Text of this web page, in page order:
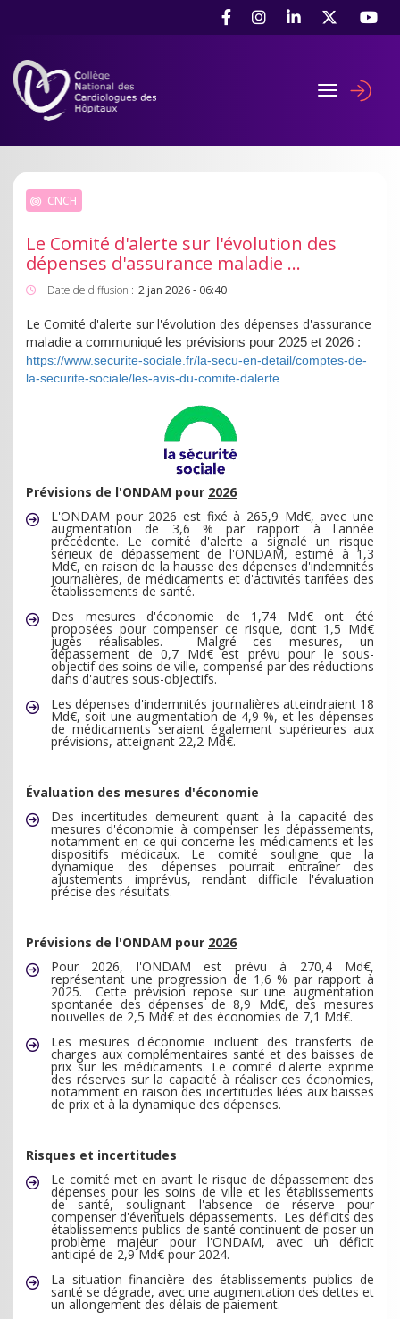
principal
User
Toggle
CNCH
Le Comité d'alerte sur l'évolution des
dépenses d'assurance maladie ...
Date de diffusion : 2 jan 2026 - 06:40
Le Comité d'alerte sur l'évolution des dépenses d'assurance
maladie a communiqué les prévisions pour 2025 et 2026 :
https://www.securite-sociale.fr/la-secu-en-detail/comptes-de-
la-securite-sociale/les-avis-du-comite-dalerte
Prévisions de l'ONDAM pour 2026
L'ONDAM pour 2026 est fixé à 265,9 Md€, avec une
augmentation de 3,6 % par rapport à l'année
précédente. Le comité d'alerte a signalé un risque
sérieux de dépassement de l'ONDAM, estimé à 1,3
Md€, en raison de la hausse des dépenses d'indemnités
journalières, de médicaments et d'activités tarifées des
établissements de santé.
Des mesures d'économie de 1,74 Md€ ont été
proposées pour compenser ce risque, dont 1,5 Md€
jugés réalisables.Malgré ces mesures, un
dépassement de 0,7 Md€ est prévu pour le sous-
objectif des soins de ville, compensé par des réductions
dans d'autres sous-objectifs.
Les dépenses d'indemnités journalières atteindraient 18
Md€, soit une augmentation de 4,9 %, et les dépenses
de médicaments seraient également supérieures aux
prévisions, atteignant 22,2 Md€.
Évaluation des mesures d'économie
Des incertitudes demeurent quant à la capacité des
mesures d'économie à compenser les dépassements,
notamment en ce qui concerne les médicaments et les
dispositifs médicaux. Le comité souligne que la
dynamique des dépenses pourrait entraîner des
ajustements imprévus, rendant difficile l'évaluation
précise des résultats.
Prévisions de l'ONDAM pour 2026
Pour 2026, l'ONDAM est prévu à 270,4 Md€,
représentant une progression de 1,6 % par rapport à
2025. Cette prévision repose sur une augmentation
spontanée des dépenses de 8,9 Md€, des mesures
nouvelles de 2,5 Md€ et des économies de 7,1 Md€.
Les mesures d'économie incluent des transferts de
charges aux complémentaires santé et des baisses de
prix sur les médicaments. Le comité d'alerte exprime
des réserves sur la capacité à réaliser ces économies,
notamment en raison des incertitudes liées aux baisses
de prix et à la dynamique des dépenses.
Risques et incertitudes
Le comité met en avant le risque de dépassement des
dépenses pour les soins de ville et les établissements
de santé, soulignant l'absence de réserve pour
compenser d'éventuels dépassements. Les déficits des
établissements publics de santé continuent de poser un
problème majeur pour l'ONDAM, avec un déficit
anticipé de 2,9 Md€ pour 2024.
La situation financière des établissements publics de
santé se dégrade, avec une augmentation des dettes et
un allongement des délais de paiement.